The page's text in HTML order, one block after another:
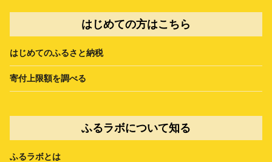
はじめての方はこちら
はじめてのふるさと納税
寄付上限額を調べる
ふるラボについて知る
ふるラボとは